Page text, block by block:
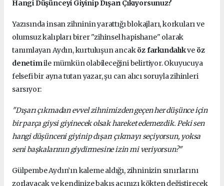
Hangi Düşünceyi Giyinip Dışarı Çıkıyorsunuz?
Yazısında insan zihninin yarattığı blokajları, korkuları ve
olumsuz kalıpları birer "zihinsel hapishane" olarak
tanımlayan Aydın, kurtuluşun ancaköz farkındalıkve öz
denetimile mümkün olabileceğini belirtiyor. Okuyucuya
felsefi bir ayna tutan yazar, şu can alıcı soruyla zihinleri
sarsıyor:
"Dışarı çıkmadan evvel zihnimizden geçen her düşünce için
bir parça giysi giyinecek olsak hareket edemezdik. Peki sen
hangi düşünceni giyinip dışarı çıkmayı seçiyorsun, yoksa
seni başkalarının giydirmesine izin mi veriyorsun?"
Gülpembe Aydın’ın kaleme aldığı, zihninizin sınırlarını
zorlayacak ve kendinize bakış açınızı kökten değiştirecek